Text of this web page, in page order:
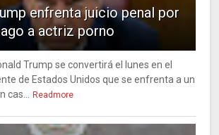
enfrenta juicio penal por
a actriz porno
Trump se convertirá el lunes en el
de Estados Unidos que se enfrenta a un
cas...
Readmore